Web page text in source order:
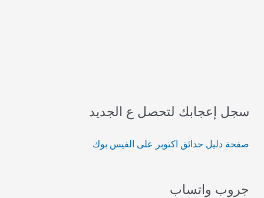
سجل إعجابك لتحصل ع الجديد
صفحة دليل حدائق اكتوبر على الفيس بوك
جروب واتساب